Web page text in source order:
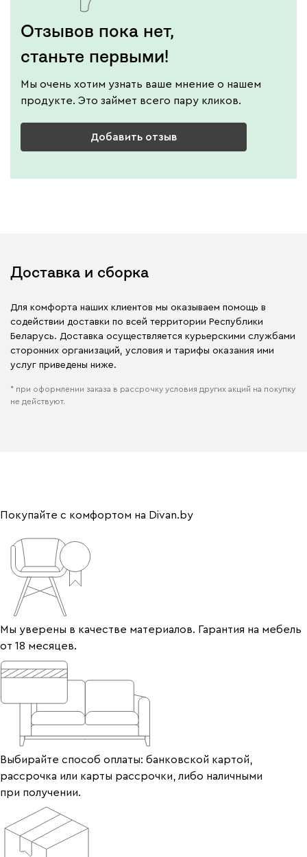
Отзывов пока нет,
станьте первыми!
Мы очень хотим узнать ваше мнение о нашем
продукте. Это займет всего пару кликов.
Добавить отзыв
Доставка и сборка
Для комфорта наших клиентов мы оказываем помощь в
содействии доставки по всей территории Республики
Беларусь. Доставка осуществляется курьерскими службами
сторонних организаций, условия и тарифы оказания ими
услуг приведены ниже.
* при оформлении заказа в рассрочку условия других акций на покупку
не действуют.
Покупайте с комфортом на Divan.by
Мы уверены в качестве материалов. Гарантия на мебель
от 18 месяцев.
Выбирайте способ оплаты: банковской картой,
рассрочка или карты рассрочки, либо наличными
при получении.